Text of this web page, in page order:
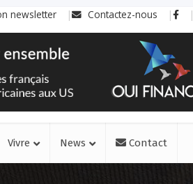
newsletter Contactez-nous
Vivre News Contact